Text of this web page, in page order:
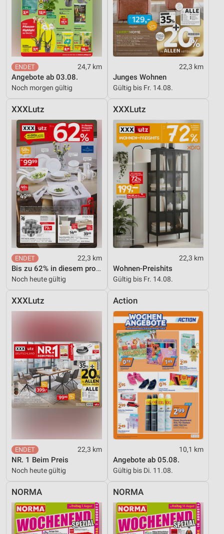
24,7 km
Angebote ab 03.08.
Noch morgen gültig
22,3 km
Junges Wohnen
Gültig bis Fr. 14.08.
XXXLutz
22,3 km
Bis zu 62% in diesem prospekt
Noch heute gültig
XXXLutz
22,3 km
Wohnen-Preishits
Gültig bis Fr. 14.08.
XXXLutz
22,3 km
NR. 1 Beim Preis
Noch heute gültig
Action
10,1 km
Angebote ab 05.08.
Gültig bis Di. 11.08.
NORMA NORMA